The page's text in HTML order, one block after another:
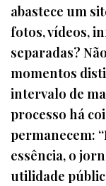
abastece um
fotos, vídeos,
separadas?
momentos
intervalo de
processo há
permanecem:
essência, o
utilidade